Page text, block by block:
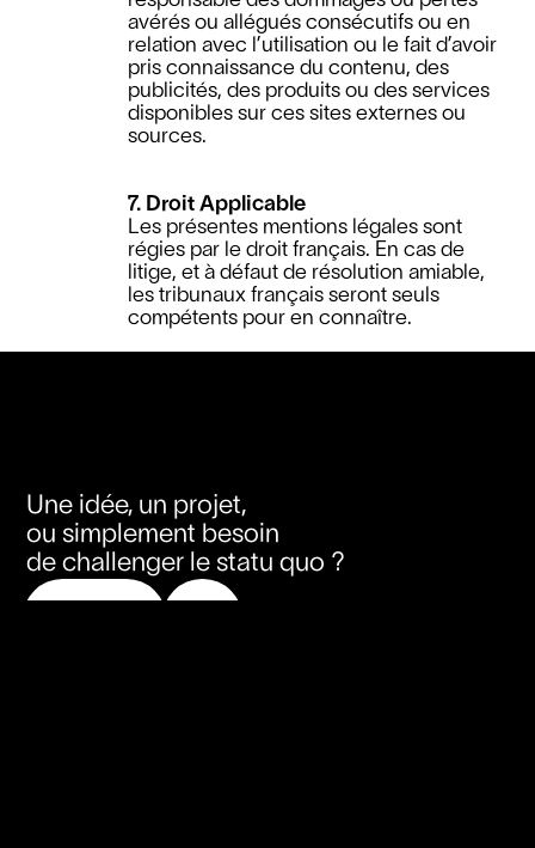
avérés ou allégués consécutifs ou en
relation avec l’utilisation ou le fait d’avoir
pris connaissance du contenu, des
publicités, des produits ou des services
disponibles sur ces sites externes ou
sources.
7. Droit Applicable
Les présentes mentions légales sont
régies par le droit français. En cas de
litige, et à défaut de résolution amiable,
les tribunaux français seront seuls
compétents pour en connaître.
Une idée, un projet,
ou simplement besoin
de challenger le statu quo ?